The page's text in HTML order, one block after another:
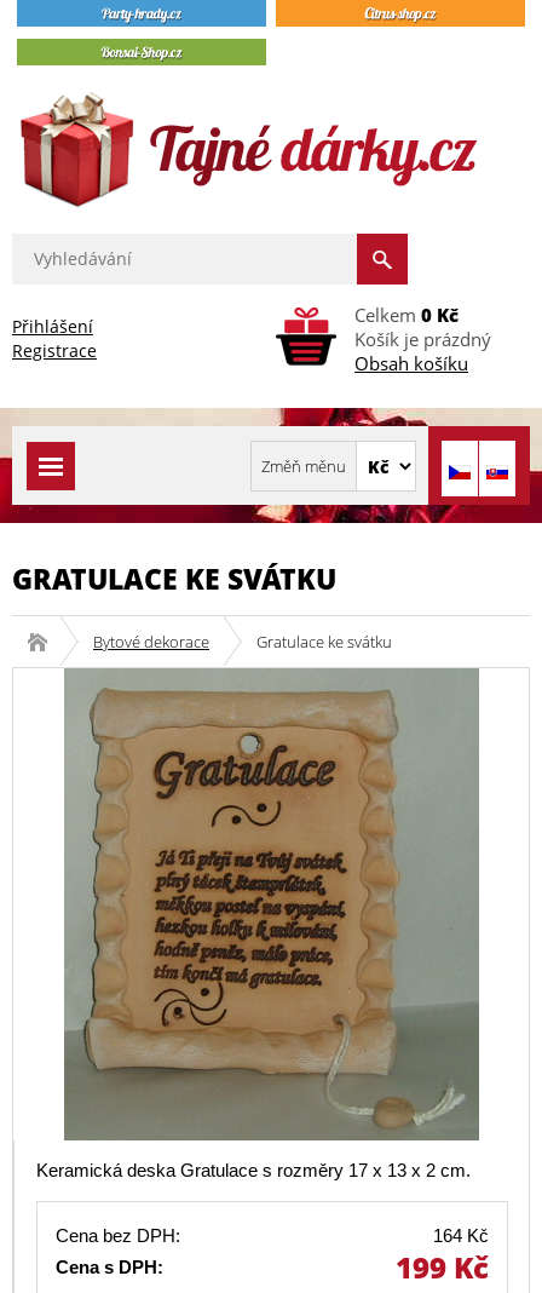
Přihlášení
Registrace
Celkem 0 Kč
Košík je prázdný
Obsah košíku
GRATULACE KE SVÁTKU
Bytové dekorace Gratulace ke svátku
Keramická deska Gratulace s rozměry 17 x 13 x 2 cm.
Cena bez DPH:
164 Kč
Cena s DPH:
199 Kč